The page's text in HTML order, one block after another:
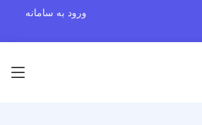
ورود به سامانه